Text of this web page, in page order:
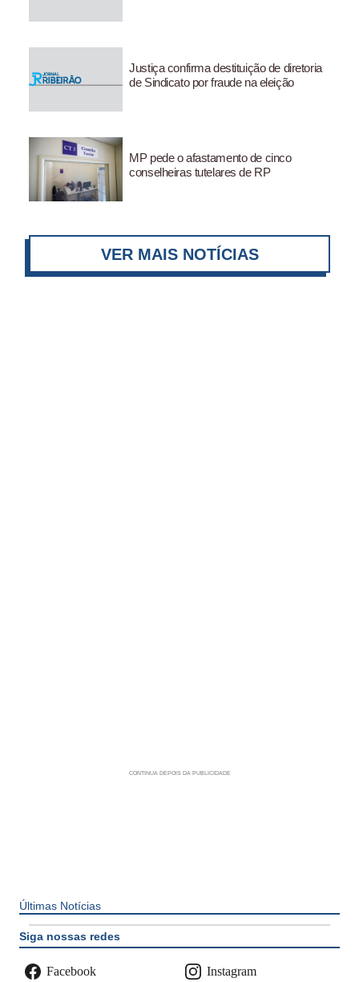
Justiça confirma destituição de diretoria
de Sindicato por fraude na eleição
MP pede o afastamento de cinco
conselheiras tutelares de RP
VER MAIS NOTÍCIAS
Últimas Notícias
Siga nossas redes
Facebook Instagram